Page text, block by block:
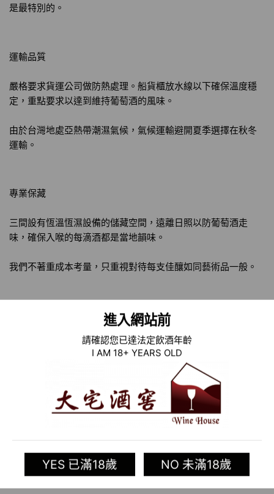
進入網站前
請確認您已達法定飲酒年齡
I AM 18+ YEARS OLD
YES 已滿18歲 NO 未滿18歲
是最特別的。
運輸品質
嚴格要求貨運公司做防熱處理。船貨櫃放水線以下確保溫度穩
定，重點要求以達到維持葡萄酒的風味。
由於台灣地處亞熱帶潮濕氣候，氣候運輸避開夏季選擇在秋冬
運輸。
專業保藏
三間設有恆溫恆濕設備的儲藏空間，遠離日照以防葡萄酒走
味，確保入喉的每滴酒都是當地韻味。
我們不著重成本考量，只重視對待每支佳釀如同藝術品一般。
www.winehouse.com.tw
：03-5506611